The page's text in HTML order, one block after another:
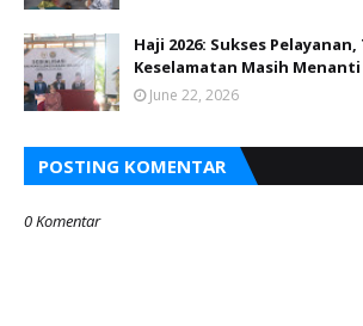
Haji 2026: Sukses
Keselamatan Masih Menanti
June 22, 2026
POSTING KOMENTAR
0 Komentar